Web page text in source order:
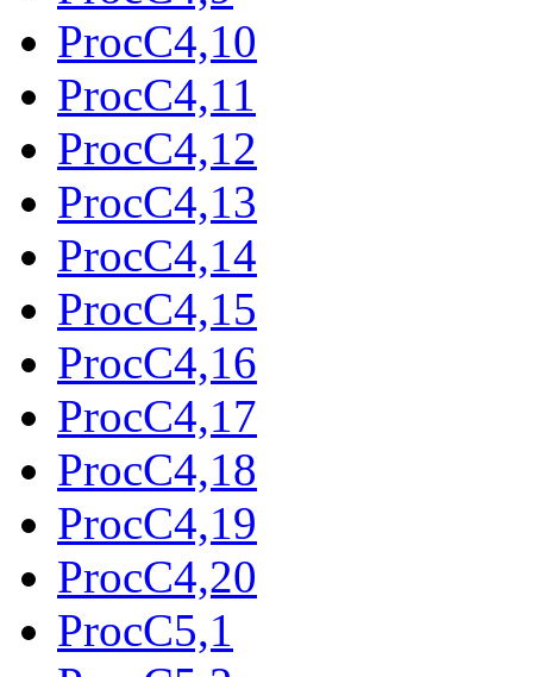
ProcC4,10
ProcC4,11
ProcC4,12
ProcC4,13
ProcC4,14
ProcC4,15
ProcC4,16
ProcC4,17
ProcC4,18
ProcC4,19
ProcC4,20
ProcC5,1